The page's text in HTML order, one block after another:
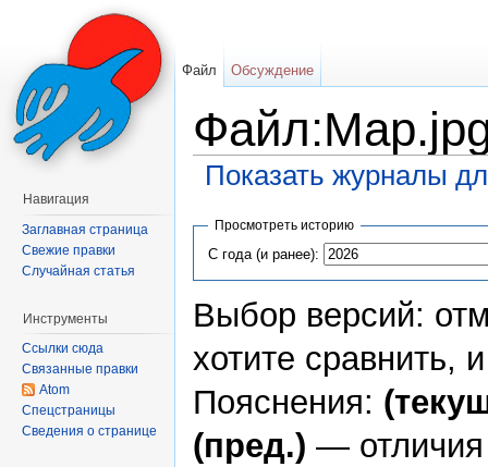
Показать журналы
Просмотреть историю
С года (и ранее):
Выбор версий:
хотите сравнить,
Пояснения:
(пред.) —
Файл Обсуждение
Навигация
Заглавная страница
Свежие правки
Случайная статья
Инструменты
Ссылки сюда
Связанные правки
Atom
Спецстраницы
Сведения о странице